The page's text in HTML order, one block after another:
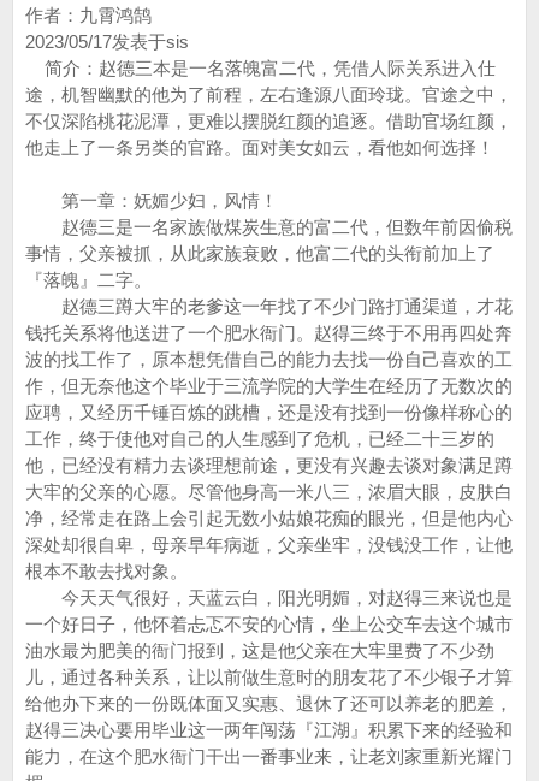
作者：九霄鸿鹄
2023/05/17发表于sis
简介：赵德三本是一名落魄富二代，凭借人际关系进入仕
途，机智幽默的他为了前程，左右逢源八面玲珑。官途之中，
不仅深陷桃花泥潭，更难以摆脱红颜的追逐。借助官场红颜，
他走上了一条另类的官路。面对美女如云，看他如何选择！
第一章：妩媚少妇，风情！
赵德三是一名家族做煤炭生意的富二代，但数年前因偷税
事情，父亲被抓，从此家族衰败，他富二代的头衔前加上了
『落魄』二字。
赵德三蹲大牢的老爹这一年找了不少门路打通渠道，才花
钱托关系将他送进了一个肥水衙门。赵得三终于不用再四处奔
波的找工作了，原本想凭借自己的能力去找一份自己喜欢的工
作，但无奈他这个毕业于三流学院的大学生在经历了无数次的
应聘，又经历千锤百炼的跳槽，还是没有找到一份像样称心的
工作，终于使他对自己的人生感到了危机，已经二十三岁的
他，已经没有精力去谈理想前途，更没有兴趣去谈对象满足蹲
大牢的父亲的心愿。尽管他身高一米八三，浓眉大眼，皮肤白
净，经常走在路上会引起无数小姑娘花痴的眼光，但是他内心
深处却很自卑，母亲早年病逝，父亲坐牢，没钱没工作，让他
根本不敢去找对象。
今天天气很好，天蓝云白，阳光明媚，对赵得三来说也是
一个好日子，他怀着忐忑不安的心情，坐上公交车去这个城市
油水最为肥美的衙门报到，这是他父亲在大牢里费了不少劲
儿，通过各种关系，让以前做生意时的朋友花了不少银子才算
给他办下来的一份既体面又实惠、退休了还可以养老的肥差，
赵得三决心要用毕业这一两年闯荡『江湖』积累下来的经验和
能力，在这个肥水衙门干出一番事业来，让老刘家重新光耀门